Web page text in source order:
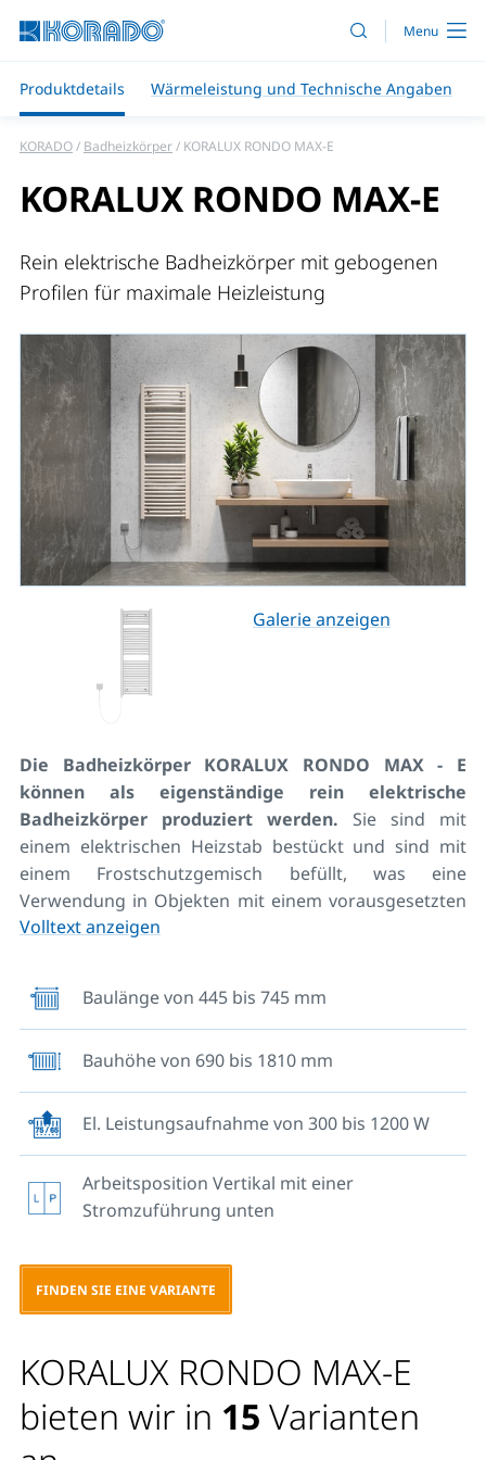
Produktdetails Wärmeleistung und Technische Angaben
KORADO Badheizkörper KORALUX RONDO MAX-E
KORALUX RONDO MAX-E
Rein elektrische Badheizkörper mit gebogenen
Profilen für maximale Heizleistung
Galerie anzeigen
Die Badheizkörper KORALUX RONDO MAX - E
können als eigenständige rein elektrische
Badheizkörper produziert werden. Sie sind mit
einem elektrischen Heizstab bestückt und sind mit
einem Frostschutzgemisch befüllt, was eine
Verwendung in Objekten mit einem vorausgesetzten
Absinken der Temperatur bis auf -10 °C ermöglicht.
Beim Blick auf einen an einer Wand angebrachten
elektrischen DirektheizkörperKORALUX RONDO
MAX - Eist das elektrische Heizstab standardmäßig
stets in seinem linken senkrechten Profil installiert.
Ein elektrisches Heizstab ohne integrierten
Temperaturregler kann in Kombination mit einem
Gebäudesystem für die Temperatursteuerung oder
mit einem externen Thermostat mit einem
Anschlusskabel in eine Installationsdose an eine feste
zusätzlicher Installation des Schaltersteckers Z-SKV-
0008-XY kann dieser an eine Netzsteckdose
Empfohlenes Zubehör:
Volltext anzeigen
Baulänge von 445 bis 745 mm
Bauhöhe von 690 bis 1810 mm
El. Leistungsaufnahme von 300 bis 1200 W
Arbeitsposition Vertikal mit einer
Stromzuführung unten
FINDEN SIE EINE VARIANTE
KORALUX RONDO MAX-E
bieten wir in 15 Varianten